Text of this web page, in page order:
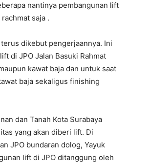
nantinya pembangunan lift
saja .
dikebut pengerjaannya. Ini
di JPO Jalan Basuki Rahmat
kawat baja dan untuk saat
baja sekaligus finishing
dan Tanah Kota Surabaya
yang akan diberi lift. Di
JPO bundaran dolog, Yayuk
lift di JPO ditanggung oleh